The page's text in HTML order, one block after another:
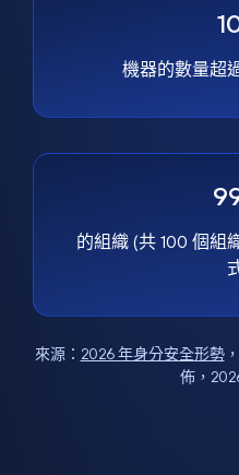
機器的數量超
的組織 (共 100 個組
來源： 2026 年身分安全形勢
佈，